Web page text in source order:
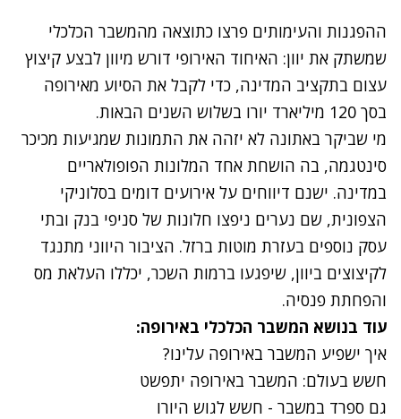
נסה שוב
ההפגנות והעימותים פרצו כתוצאה מהמשבר הכלכלי
שמשתק את יוון: האיחוד האירופי דורש מיוון לבצע קיצוץ
עצום בתקציב המדינה, כדי לקבל את הסיוע מאירופה
בסך 120 מיליארד יורו בשלוש השנים הבאות.
מי שביקר באתונה לא יזהה את התמונות שמגיעות מכיכר
סינטגמה, בה הושחת אחד המלונות הפופולאריים
במדינה. ישנם דיווחים על אירועים דומים בסלוניקי
הצפונית, שם נערים ניפצו חלונות של סניפי בנק ובתי
עסק נוספים בעזרת מוטות ברזל. הציבור היווני מתנגד
לקיצוצים ביוון, שיפגעו ברמות השכר, יכללו העלאת מס
והפחתת פנסיה.
עוד בנושא המשבר הכלכלי באירופה:
איך ישפיע המשבר באירופה עלינו?
חשש בעולם: המשבר באירופה יתפשט
גם ספרד במשבר - חשש לגוש היורו